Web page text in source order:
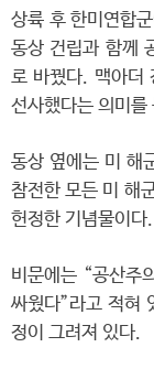
상륙 후 한미연합
동상 건립과 함께
로 바꿨다. 맥아더
선사했다는 의미를
동상 옆에는 미 해
참전한 모든 미 해
헌정한 기념물이다.
비문에는 “공산주
싸웠다”라고 적혀
정이 그려져 있다.